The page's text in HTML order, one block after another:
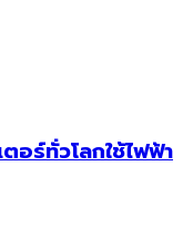
อร์ทั่วโลกใช้ไฟฟ้า